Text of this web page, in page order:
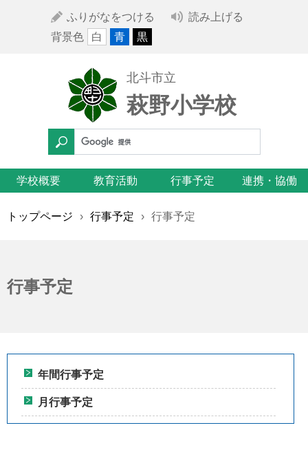
ふりがなをつける
読み上げる
背景色
白 青 黒
北斗市立
萩野小学校
学校概要 教育活動 行事予定 連携・協働
トップページ › 行事予定 › 行事予定
行事予定
年間行事予定
月行事予定